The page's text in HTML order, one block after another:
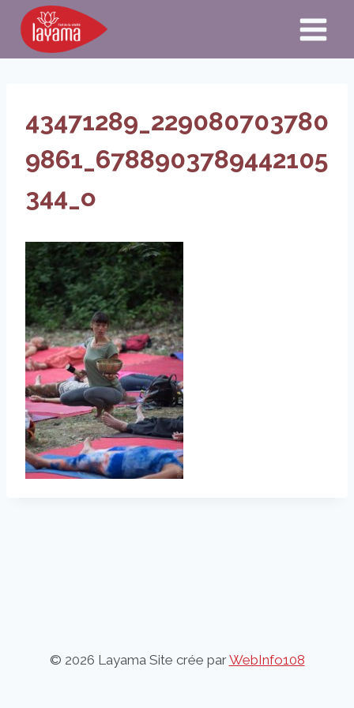
Aller
contenu
43471289_229080703780
9861_6788903789442105
344_o
© 2026 Layama Site crée parWebInfo108